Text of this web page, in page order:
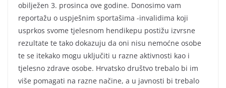
obilježen 3. prosinca ove godine. Donosimo vam
reportažu o uspješnim sportašima -invalidima koji
usprkos svome tjelesnom hendikepu postižu izvrsne
rezultate te tako dokazuju da oni nisu nemoćne osobe
te se itekako mogu uključiti u razne aktivnosti kao i
tjelesno zdrave osobe. Hrvatsko društvo trebalo bi im
više pomagati na razne načine, a u javnosti bi trebalo